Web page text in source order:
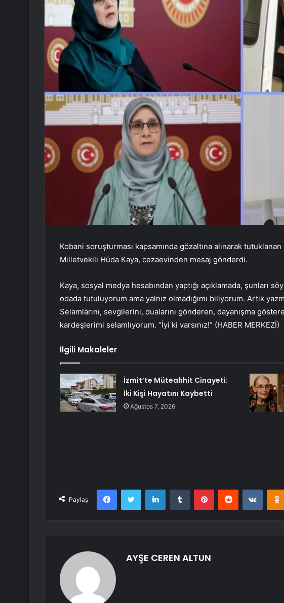
Kobani soruşturması kapsamında gözaltına alınarak
Milletvekili Hüda Kaya, cezaevinden mesaj gönderdi.
Kaya, sosyal medya hesabından yaptığı açıklamada, şunları
odada tutuluyorum ama yalnız olmadığımı biliyorum. Artık
Selamlarını, sevgilerini, dualarını gönderen, dayanışma
kardeşlerimi selamlıyorum. “İyi ki varsınız!” (HABER MERKEZİ)
İlgili Makaleler
İzmit’te Müteahhit Cinayeti:
İki Kişi Hayatını Kaybetti
Ağustos 7, 2026
Paylaş
FacebookTwitter LinkedInTumblr PinterestReddit
AYŞE CEREN ALTUN